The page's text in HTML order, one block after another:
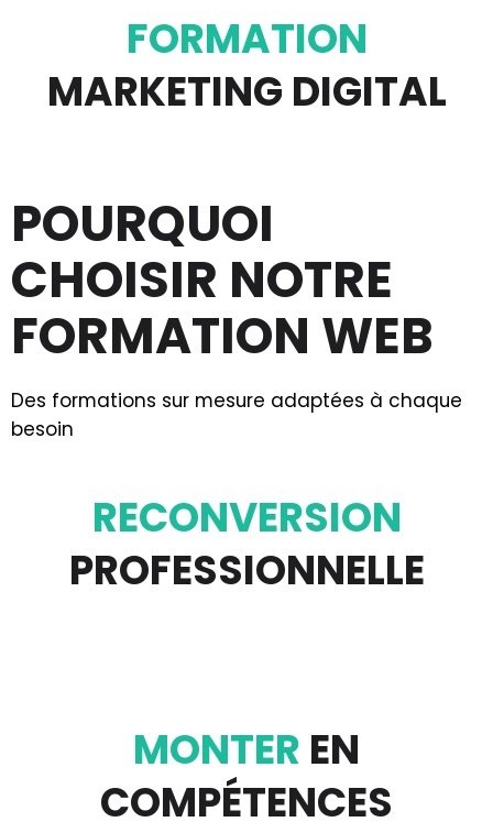
FORMATION
MARKETING DIGITAL
POURQUOI
CHOISIR NOTRE
FORMATION WEB
Des formations sur mesure adaptées à chaque
besoin
RECONVERSION
PROFESSIONNELLE
MONTER EN
COMPÉTENCES